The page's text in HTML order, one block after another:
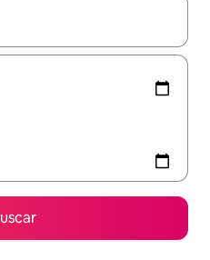
disponibles, podrás navegar